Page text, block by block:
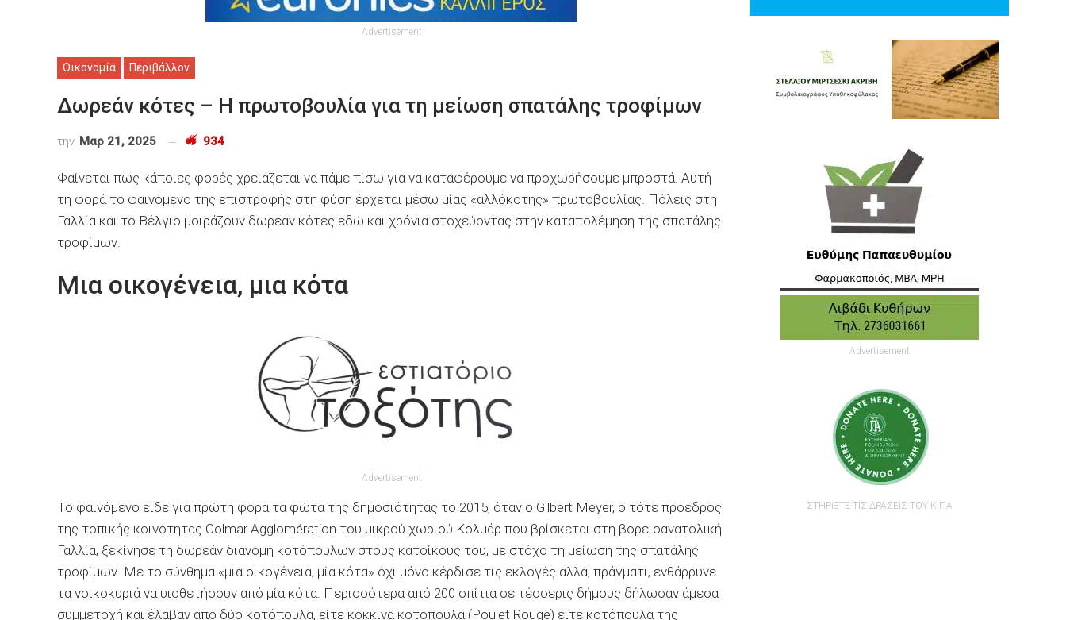
Advertisement
Οικονομία Περιβάλλον
Δωρεάν κότες – Η πρωτοβουλία για τη μείωση σπατάλης τροφίμων
την Μαρ 21, 2025 934
Φαίνεται πως κάποιες φορές χρειάζεται να πάμε πίσω για να καταφέρουμε να προχωρήσουμε μπροστά. Αυτή
τη φορά το φαινόμενο της επιστροφής στη φύση έρχεται μέσω μίας «αλλόκοτης» πρωτοβουλίας. Πόλεις στη
Γαλλία και το Βέλγιο μοιράζουν δωρεάν κότες εδώ και χρόνια στοχεύοντας στην καταπολέμηση της σπατάλης
τροφίμων.
Μια οικογένεια, μια κότα
Advertisement
Το φαινόμενο είδε για πρώτη φορά τα φώτα της δημοσιότητας το 2015, όταν ο Gilbert Meyer, ο τότε πρόεδρος
της τοπικής κοινότητας Colmar Agglomération του μικρού χωριού Κολμάρ που βρίσκεται στη βορειοανατολική
Γαλλία, ξεκίνησε τη δωρεάν διανομή κοτόπουλων στους κατοίκους του, με στόχο τη μείωση της σπατάλης
τροφίμων. Με το σύνθημα «μια οικογένεια, μία κότα» όχι μόνο κέρδισε τις εκλογές αλλά, πράγματι, ενθάρρυνε
τα νοικοκυριά να υιοθετήσουν από μία κότα. Περισσότερα από 200 σπίτια σε τέσσερις δήμους δήλωσαν άμεσα
συμμετοχή και έλαβαν από δύο κοτόπουλα, είτε κόκκινα κοτόπουλα (Poulet Rouge) είτε κοτόπουλα της
Advertisement
ΣΤΗΡΙΞΤΕ ΤΙΣ ΔΡΑΣΕΙΣ ΤΟΥ ΚΙΠΑ